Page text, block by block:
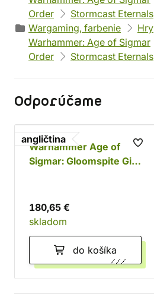
Order
Stormcast Eternals
Wargaming, farbenie
Hry
Warhammer: Age of Sigmar
Order
Stormcast Eternals
Odporúčame
angličtina
Warhammer Age of
Sigmar: Gloomspite Gitz
180,65 €
skladom
do košíka